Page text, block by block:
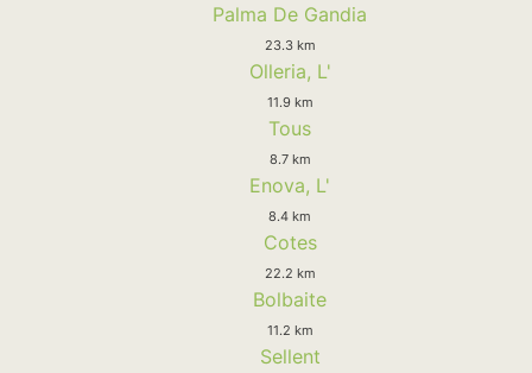
Palma De Gandia
23.3 km
Olleria, L'
11.9 km
Tous
8.7 km
Enova, L'
8.4 km
Cotes
22.2 km
Bolbaite
11.2 km
Sellent